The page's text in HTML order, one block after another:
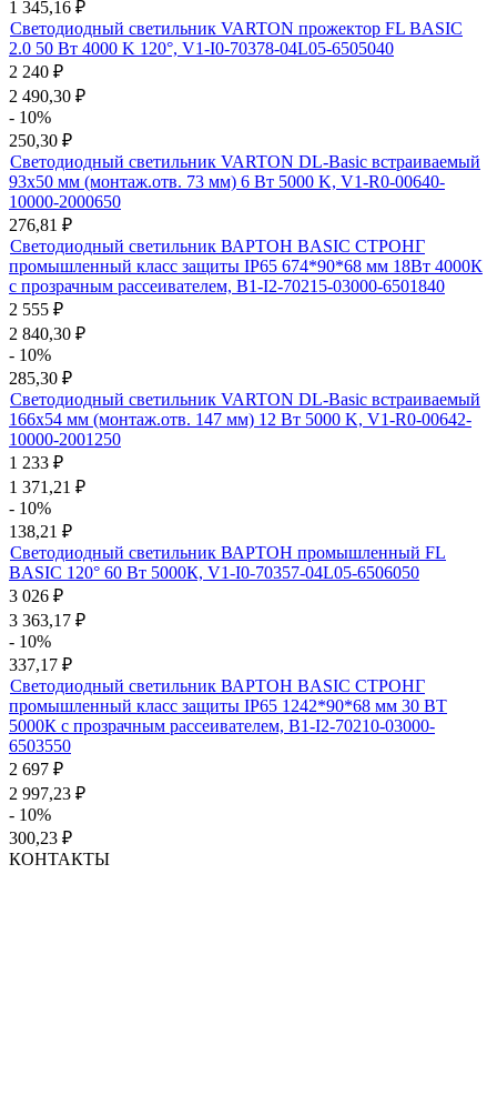
1 345,16 ₽
Светодиодный светильник VARTON прожектор FL BASIC
2.0 50 Вт 4000 K 120°, V1-I0-70378-04L05-6505040
2 240 ₽
2 490,30 ₽
- 10%
250,30 ₽
Светодиодный светильник VARTON DL-Basic встраиваемый
93х50 мм (монтаж.отв. 73 мм) 6 Вт 5000 K, V1-R0-00640-
10000-2000650
276,81 ₽
Светодиодный светильник ВАРТОН BASIC СТРОНГ
промышленный класс защиты IP65 674*90*68 мм 18Вт 4000К
с прозрачным рассеивателем, B1-I2-70215-03000-6501840
2 555 ₽
2 840,30 ₽
- 10%
285,30 ₽
Светодиодный светильник VARTON DL-Basic встраиваемый
166х54 мм (монтаж.отв. 147 мм) 12 Вт 5000 K, V1-R0-00642-
10000-2001250
1 233 ₽
1 371,21 ₽
- 10%
138,21 ₽
Светодиодный светильник ВАРТОН промышленный FL
BASIC 120° 60 Вт 5000К, V1-I0-70357-04L05-6506050
3 026 ₽
3 363,17 ₽
- 10%
337,17 ₽
Светодиодный светильник ВАРТОН BASIC СТРОНГ
промышленный класс защиты IP65 1242*90*68 мм 30 ВТ
5000К с прозрачным рассеивателем, B1-I2-70210-03000-
6503550
2 697 ₽
2 997,23 ₽
- 10%
300,23 ₽
КОНТАКТЫ